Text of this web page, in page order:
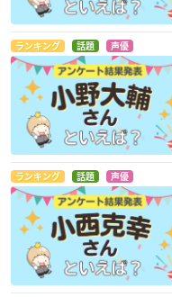
ランキング 話題 声優
ランキング 話題 声優